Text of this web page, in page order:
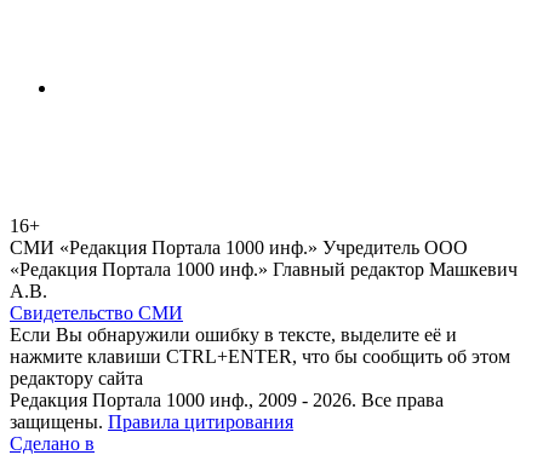
16+
СМИ «Редакция Портала 1000 инф.» Учредитель ООО
«Редакция Портала 1000 инф.» Главный редактор Машкевич
А.В.
Свидетельство СМИ
Если Вы обнаружили ошибку в тексте, выделите её и
нажмите клавиши CTRL+ENTER, что бы сообщить об этом
редактору сайта
Редакция Портала 1000 инф., 2009 - 2026. Все права
защищены. Правила цитирования
Сделано в